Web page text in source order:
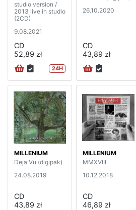
studio version /
2013 live in studio
(2CD)
9.08.2021
CD
52,89 zł
24H
26.10.2020
CD
43,89 zł
MILLENIUM
Deja Vu (digipak)
24.08.2019
CD
43,89 zł
MILLENIUM
MMXVIII
10.12.2018
CD
46,89 zł